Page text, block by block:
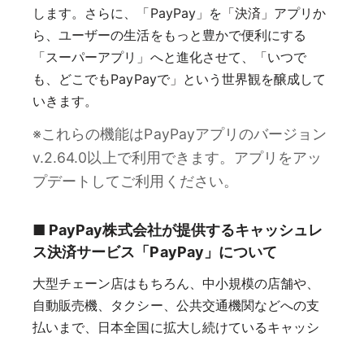
します。さらに、「PayPay」を「決済」アプリか
ら、ユーザーの生活をもっと豊かで便利にする
「スーパーアプリ」へと進化させて、「いつで
も、どこでもPayPayで」という世界観を醸成して
いきます。
※これらの機能はPayPayアプリのバージョン
v.2.64.0以上で利用できます。アプリをアッ
プデートしてご利用ください。
■ PayPay株式会社が提供するキャッシュレ
ス決済サービス「PayPay」について
大型チェーン店はもちろん、中小規模の店舗や、
自動販売機、タクシー、公共交通機関などへの支
払いまで、日本全国に拡大し続けているキャッシ